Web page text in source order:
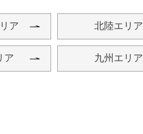
ア 北陸エリア
ア 九州エリア